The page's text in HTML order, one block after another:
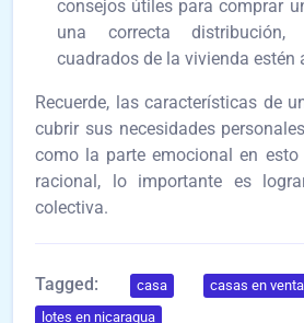
consejos útiles para comprar
una correcta
cuadrados de la vivienda estén
Recuerde, las características de
cubrir sus necesidades
como la parte emocional en
racional, lo importante es
colectiva.
Tagged: casa casas en
lotes en nicaragua